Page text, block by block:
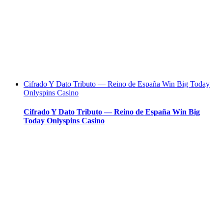
Cifrado Y Dato Tributo — Reino de España Win Big Today
Onlyspins Casino
Cifrado Y Dato Tributo — Reino de España Win Big
Today Onlyspins Casino